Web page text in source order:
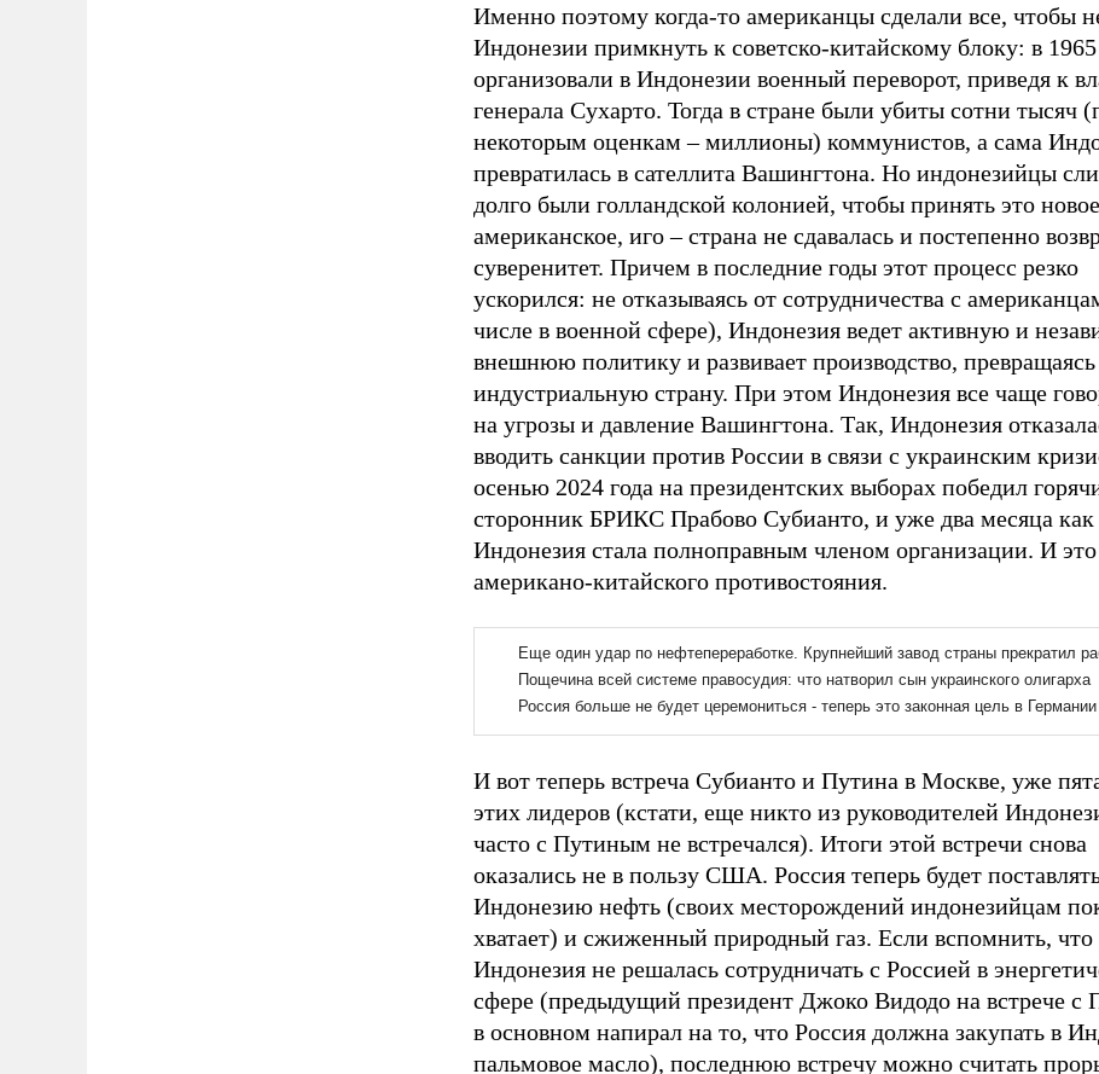
Именно поэтому когда-то американцы сделали все, чтобы
Индонезии примкнуть к советско-китайскому блоку: в
организовали в Индонезии военный переворот, приведя к
генерала Сухарто. Тогда в стране были убиты сотни тысяч
некоторым оценкам – миллионы) коммунистов, а сама
превратилась в сателлита Вашингтона. Но индонезийцы
долго были голландской колонией, чтобы принять это
американское, иго – страна не сдавалась и постепенно
суверенитет. Причем в последние годы этот процесс резко
ускорился: не отказываясь от сотрудничества с
числе в военной сфере), Индонезия ведет активную и
внешнюю политику и развивает производство,
индустриальную страну. При этом Индонезия все чаще
на угрозы и давление Вашингтона. Так, Индонезия
вводить санкции против России в связи с украинским
осенью 2024 года на президентских выборах победил
сторонник БРИКС Прабово Субианто, и уже два месяца как
Индонезия стала полноправным членом организации. И это
американо-китайского противостояния.
И вот теперь встреча Субианто и Путина в Москве, уже
этих лидеров (кстати, еще никто из руководителей
часто с Путиным не встречался). Итоги этой встречи снова
оказались не в пользу США. Россия теперь будет
Индонезию нефть (своих месторождений индонезийцам
хватает) и сжиженный природный газ. Если вспомнить, что
Индонезия не решалась сотрудничать с Россией в
сфере (предыдущий президент Джоко Видодо на встрече с
в основном напирал на то, что Россия должна закупать в
пальмовое масло), последнюю встречу можно считать